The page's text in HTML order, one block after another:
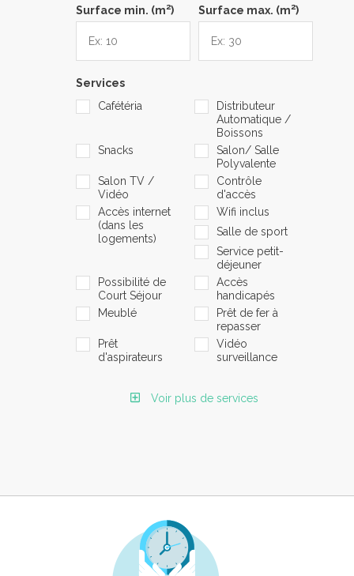
Surface min. (m2) Surface max. (m2)
Services
Cafétéria
Distributeur
Automatique /
Boissons
Snacks
Salon/ Salle
Polyvalente
Salon TV /
Vidéo
Contrôle
d'accès
Accès internet
(dans les
logements)
Wifi inclus
Salle de sport
Service petit-
déjeuner
Possibilité de
Court Séjour
Accès
handicapés
Meublé
Prêt de fer à
repasser
Prêt
d'aspirateurs
Vidéo
surveillance
Voir plus de services